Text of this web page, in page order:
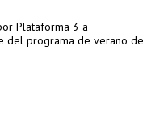
Plataforma 3 a
del programa de verano de